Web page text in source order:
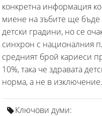
конкретна информация
миене на зъбите ще
детски градини, но се
синхрон с националния
средният брой кариеси
10%, така че здравата
норма, а не в изключение.
Ключови думи: